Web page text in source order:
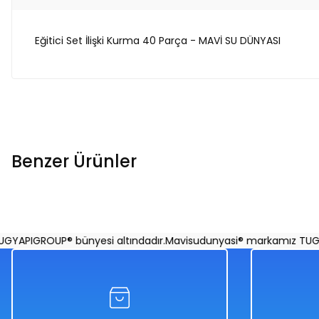
Eğitici Set İlişki Kurma 40 Parça - MAVİ SU DÜNYASI
Benzer Ürünler
Işıklı Sesli Köstebek Vurma Oyunu Turuncu Renkli |
bünyesi altındadır.Mavisudunyasi® markamız